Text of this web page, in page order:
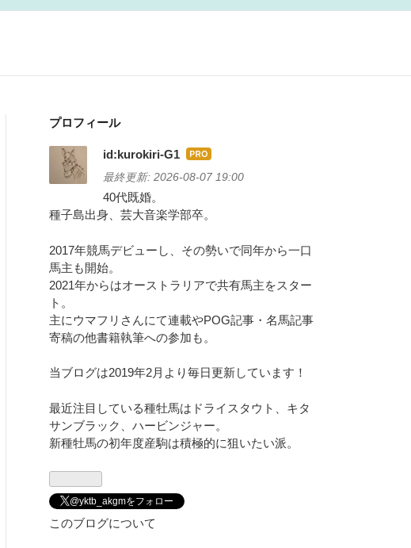
プロフィール
id:kurokiri-G1 はて
なブ
Pro
最終更新: 2026-08-07 19:00
40代既婚。
種子島出身、芸大音楽学部卒。
2017年競馬デビューし、その勢いで同年から一口
馬主も開始。
2021年からはオーストラリアで共有馬主をスター
ト。
主にウマフリさんにて連載やPOG記事・名馬記事
寄稿の他書籍執筆への参加も。
当ブログは2019年2月より毎日更新しています！
最近注目している種牡馬はドライスタウト、キタ
サンブラック、ハービンジャー。
新種牡馬の初年度産駒は積極的に狙いたい派。
@yktb_akgmをフォロー
このブログについて